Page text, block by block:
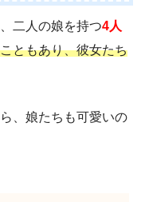
二人の娘を持つ4人
ともあり、彼女たち
、娘たちも可愛いの